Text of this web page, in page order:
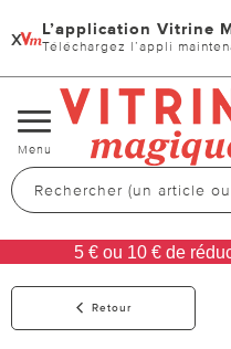
x L’application Vitrine
Téléchargez l’appli
Changer
de
navigation
Menu
5 € ou 10 € de
Retour